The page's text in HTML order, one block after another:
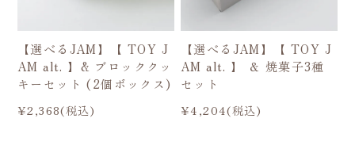
【選べるJAM】【 TOY J
AM alt. 】& ブロッククッ
キーセット (2個ボックス)
¥2,368(税込)
【選べるJAM】【 TOY J
AM alt. 】 ＆ 焼菓子3種
セット
¥4,204(税込)